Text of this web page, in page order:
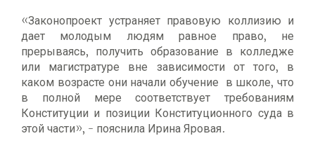
«Законопроект устраняет правовую коллизию и
дает молодым людям равное право, не
прерываясь, получить образование в колледже
или магистратуре вне зависимости от того, в
каком возрасте они начали обучение в школе, что
в полной мере соответствует требованиям
Конституции и позиции Конституционного суда в
этой части», - пояснила Ирина Яровая.